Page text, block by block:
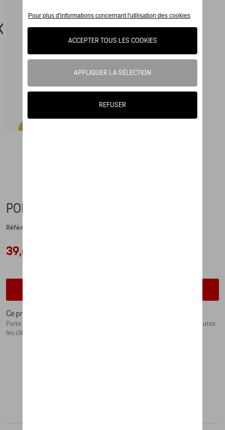
PORTE-CLÉS DISQUE DE FREIN
Référence: WAP0503700PSAB
39,65 €
Ce produit n'est actuellement pas de stock
Porte-clés avec disque de frein Porsche fidèle à l'original. Convient à toutes
les clés de véhicules Porsche.